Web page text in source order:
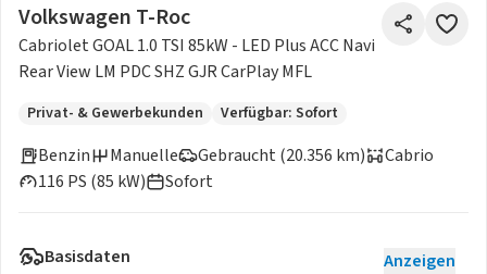
Volkswagen T-Roc
Cabriolet GOAL 1.0 TSI 85kW - LED Plus ACC Navi
Rear View LM PDC SHZ GJR CarPlay MFL
Privat- & Gewerbekunden Verfügbar: Sofort
Benzin
Gebraucht (20.356 km)
116 PS (85 kW)
Manuelle
Cabrio
Sofort
Basisdaten Anzeigen